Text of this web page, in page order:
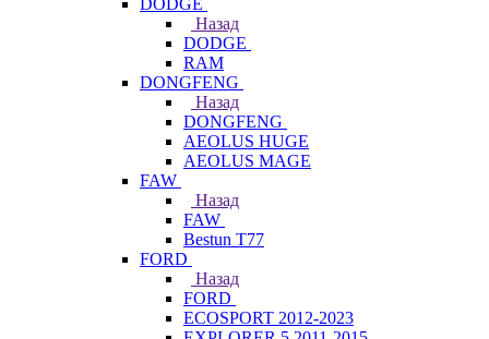
DODGE
Назад
DODGE
RAM
DONGFENG
Назад
DONGFENG
AEOLUS HUGE
AEOLUS MAGE
FAW
Назад
FAW
Bestun T77
FORD
Назад
FORD
ECOSPORT 2012-2023